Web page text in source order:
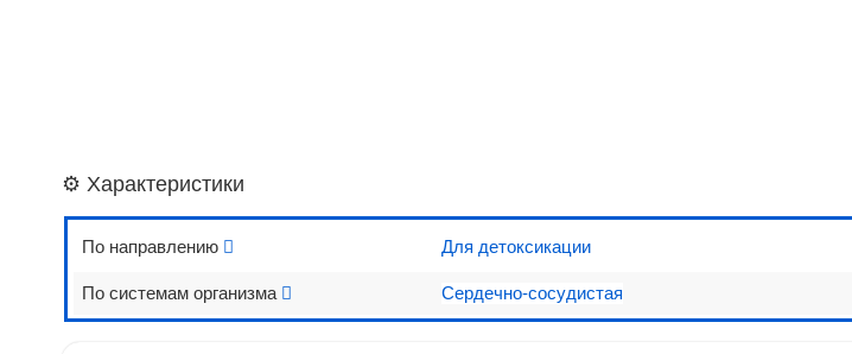
⚙️ Характеристики
По направлению Для детоксикации
По системам организма Сердечно-сосудистая